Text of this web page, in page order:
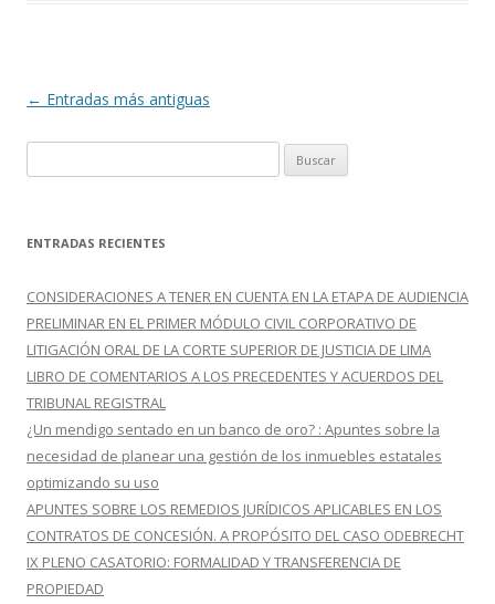
k r
Navegación
← Entradas más antiguas
u
c
r
:
ENTRADAS RECIENTES
CONSIDERACIONES A TENER EN CUENTA EN LA ETAPA DE AUDIENCIA
PRELIMINAR EN EL PRIMER MÓDULO CIVIL CORPORATIVO DE
LITIGACIÓN ORAL DE LA CORTE SUPERIOR DE JUSTICIA DE LIMA
LIBRO DE COMENTARIOS A LOS PRECEDENTES Y ACUERDOS DEL
TRIBUNAL REGISTRAL
¿Un mendigo sentado en un banco de oro? : Apuntes sobre la
necesidad de planear una gestión de los inmuebles estatales
optimizando su uso
APUNTES SOBRE LOS REMEDIOS JURÍDICOS APLICABLES EN LOS
CONTRATOS DE CONCESIÓN. A PROPÓSITO DEL CASO ODEBRECHT
IX PLENO CASATORIO: FORMALIDAD Y TRANSFERENCIA DE
PROPIEDAD